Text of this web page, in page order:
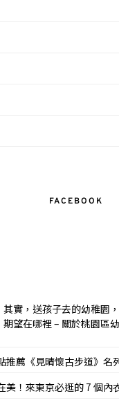
FACEBOOK
其實，送孩子去的幼稚園
期望在哪裡 – 關於桃園區
推薦《見晴懷古步道》名
美！來東京必逛的 7 個內